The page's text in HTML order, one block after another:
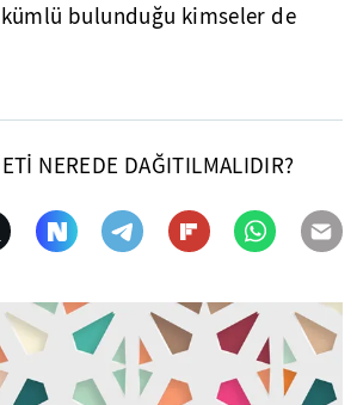
bulunduğu kimseler de
NEREDE DAĞITILMALIDIR?